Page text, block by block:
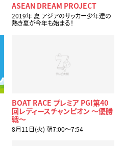
ASEAN DREAM PROJECT
2019年 夏 アジアのサッカー少年達の
熱き夏が今年も始まる！
BOAT RACE プレミア PGI第40
回レディースチャンピオン ～優勝
戦～
8月11日(火) 朝7:00〜7:54